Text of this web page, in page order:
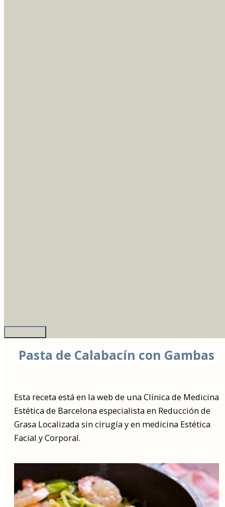
Pasta de Calabacín con Gambas
Esta receta está en la web de una Clínica de Medicina
Estética de Barcelona especialista en Reducción de
Grasa Localizada sin cirugía y en medicina Estética
Facial y Corporal.